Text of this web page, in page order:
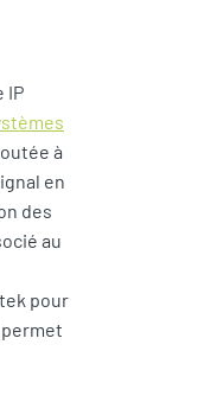
IP
à
en
des
au
pour